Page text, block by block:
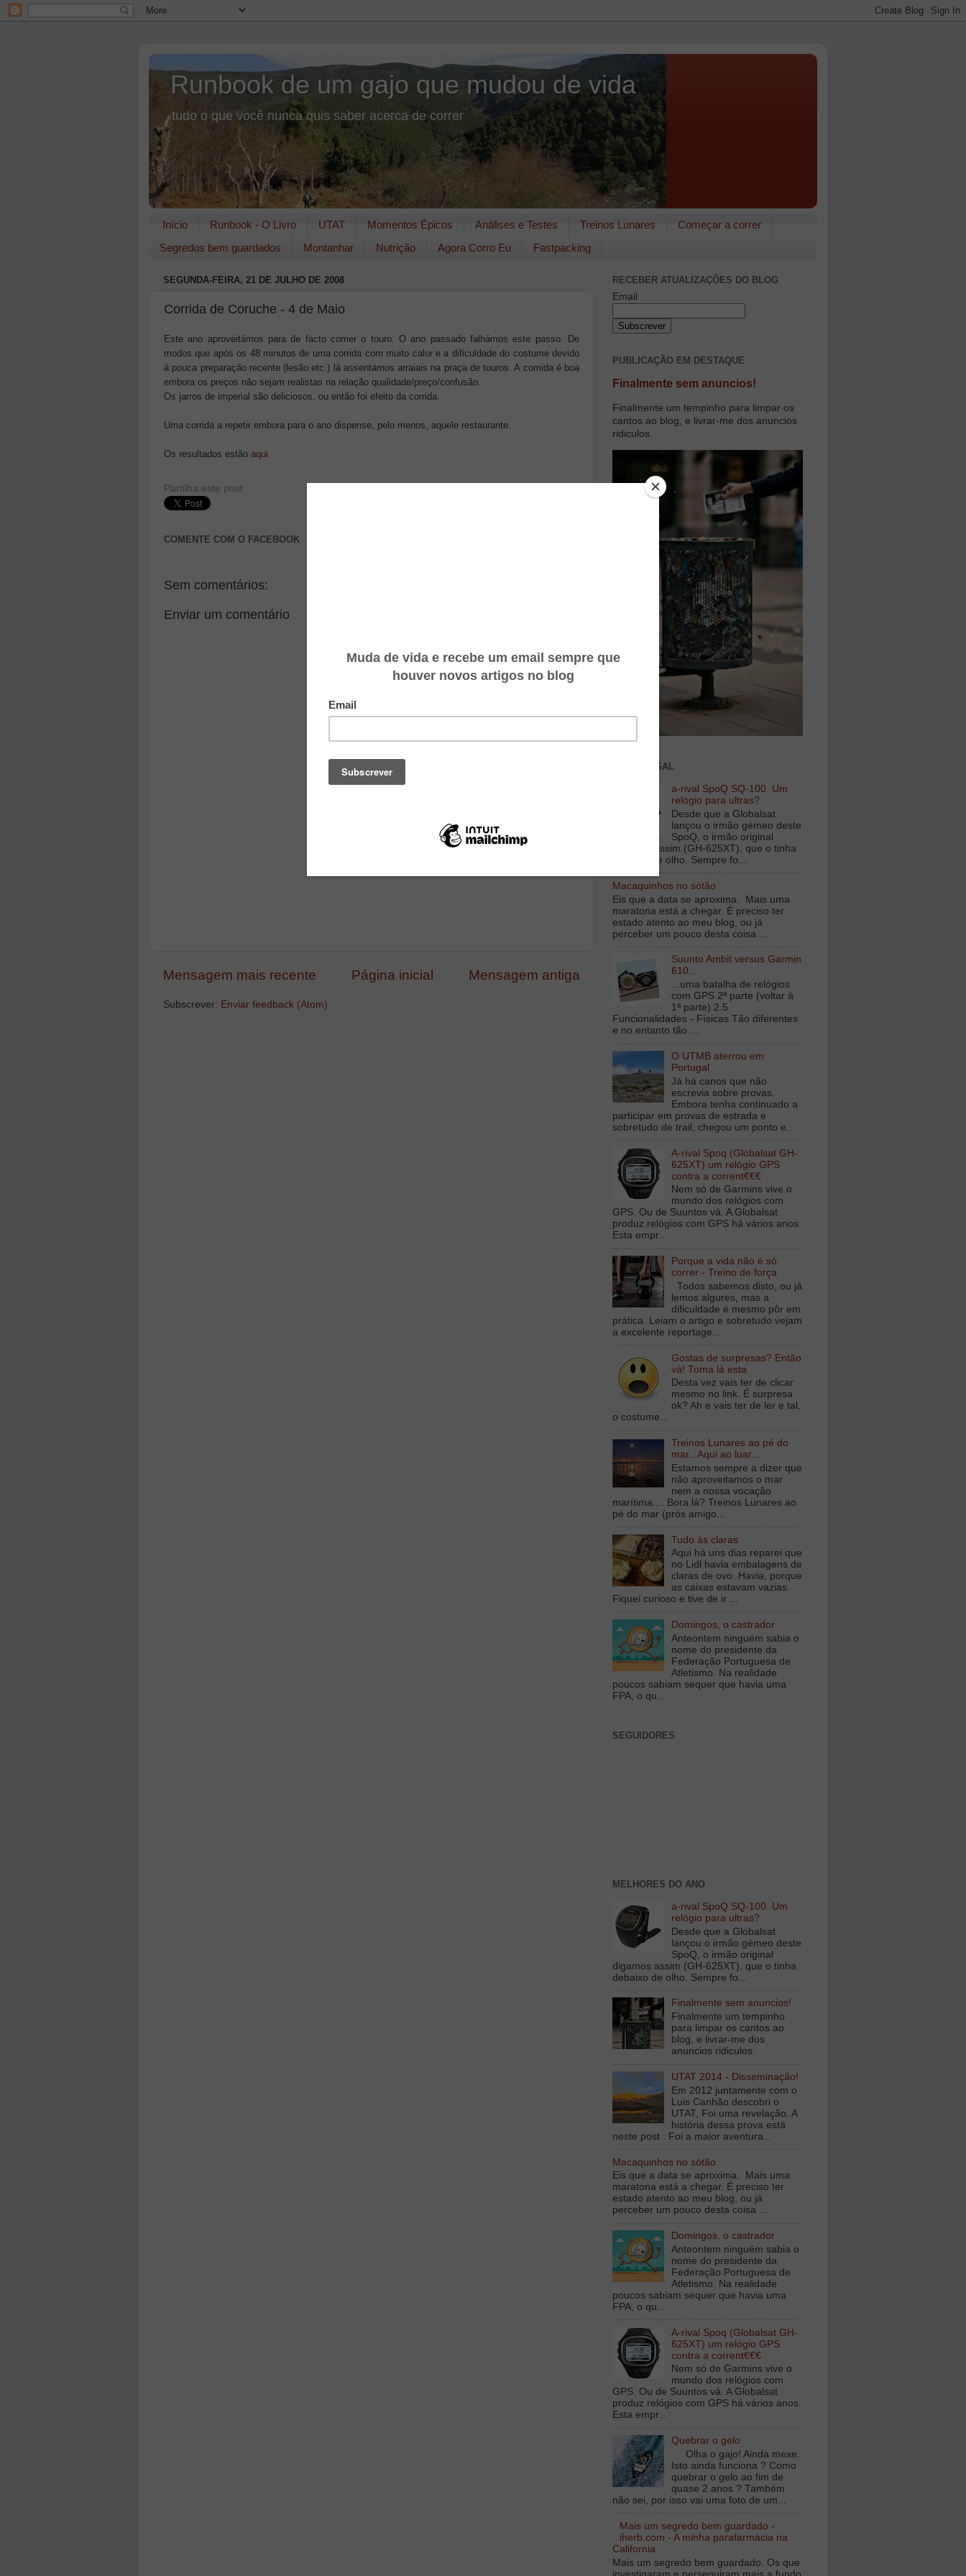
Runbook de um gajo que mudou de vida
tudo o que você nunca quis saber acerca de correr
Início Runbook - O Livro UTAT Momentos Épicos Análises e Testes Treinos Lunares
Começar a correr
Segredos bem guardados
Montanhar Nutrição Agora Corro Eu Fastpacking
SEGUNDA-FEIRA, 21 DE JULHO DE 2008
Corrida de Coruche - 4 de Maio
Este ano aproveitámos para de facto comer o touro. O ano passado falhámos este passo. De
modos que após os 48 minutos de uma corrida com muito calor e a dificuldade do costume devido
à pouca preparação recente (lesão etc.) lá assentámos arraiais na praça de touros. A comida é boa
embora os preços não sejam realistas na relação qualidade/preço/confusão.
Os jarros de imperial são deliciosos, ou então foi efeito da corrida.
Uma corrida a repetir embora para o ano dispense, pelo menos, aquele restaurante.
Os resultados estão aqui
Partilha este post
COMENTE COM O FACEBOOK
Sem comentários:
Enviar um comentário
Mensagem mais recente Mensagem antiga
Página inicial
Subscrever: Enviar feedback (Atom)
RECEBER ATUALIZAÇÕES DO BLOG
Email
PUBLICAÇÃO EM DESTAQUE
Finalmente sem anuncios!
Finalmente um tempinho para limpar os
cantos ao blog, e livrar-me dos anuncios
ridiculos.
TOP MENSAL
a-rival SpoQ SQ-100. Um
relógio para ultras?
Desde que a Globalsat
lançou o irmão gémeo deste
SpoQ, o irmão original
digamos assim (GH-625XT), que o tinha
debaixo de olho. Sempre fo...
Macaquinhos no sótão
Eis que a data se aproxima. Mais uma
maratona está a chegar. É preciso ter
estado atento ao meu blog, ou já
perceber um pouco desta coisa ...
Suunto Ambit versus Garmin
610...
...uma batalha de relógios
com GPS 2ª parte (voltar à
1ª parte) 2.5
Funcionalidades - Físicas Tão diferentes
e no entanto tão ...
O UTMB aterrou em
Portugal
Já há canos que não
escrevia sobre provas.
Embora tenha continuado a
participar em provas de estrada e
sobretudo de trail, chegou um ponto e...
A-rival Spoq (Globalsat GH-
625XT) um relógio GPS
contra a corrent€€€
Nem só de Garmins vive o
mundo dos relógios com
GPS. Ou de Suuntos vá. A Globalsat
produz relógios com GPS há vários anos.
Esta empr...
Porque a vida não é só
correr - Treino de força
Todos sabemos disto, ou já
lemos algures, mas a
dificuldade é mesmo pôr em
prática. Leiam o artigo e sobretudo vejam
a excelente reportage...
Gostas de surpresas? Então
vá! Toma lá esta
Desta vez vais ter de clicar
mesmo no link. É surpresa
ok? Ah e vais ter de ler e tal,
o costume...
Treinos Lunares ao pé do
mar...Aqui ao luar...
Estamos sempre a dizer que
não aproveitamos o mar
nem a nossa vocação
marítima.... Bora lá? Treinos Lunares ao
pé do mar (prós amigo...
Tudo às claras
Aqui há uns dias reparei que
no Lidl havia embalagens de
claras de ovo. Havia, porque
as caixas estavam vazias.
Fiquei curioso e tive de ir ...
Domingos, o castrador
Anteontem ninguém sabia o
nome do presidente da
Federação Portuguesa de
Atletismo. Na realidade
poucos sabiam sequer que havia uma
FPA, o qu...
SEGUIDORES
MELHORES DO ANO
a-rival SpoQ SQ-100. Um
relógio para ultras?
Desde que a Globalsat
lançou o irmão gémeo deste
SpoQ, o irmão original
digamos assim (GH-625XT), que o tinha
debaixo de olho. Sempre fo...
Finalmente sem anuncios!
Finalmente um tempinho
para limpar os cantos ao
blog, e livrar-me dos
anuncios ridiculos.
UTAT 2014 - Disseminação!
Em 2012 juntamente com o
Luis Canhão descobri o
UTAT, Foi uma revelação. A
história dessa prova está
neste post . Foi a maior aventura...
Macaquinhos no sótão
Eis que a data se aproxima. Mais uma
maratona está a chegar. É preciso ter
estado atento ao meu blog, ou já
perceber um pouco desta coisa ...
Domingos, o castrador
Anteontem ninguém sabia o
nome do presidente da
Federação Portuguesa de
Atletismo. Na realidade
poucos sabiam sequer que havia uma
FPA, o qu...
A-rival Spoq (Globalsat GH-
625XT) um relógio GPS
contra a corrent€€€
Nem só de Garmins vive o
mundo dos relógios com
GPS. Ou de Suuntos vá. A Globalsat
produz relógios com GPS há vários anos.
Esta empr...
Quebrar o gelo
Olha o gajo! Ainda mexe.
Isto ainda funciona ? Como
quebrar o gelo ao fim de
quase 2 anos ? Também
não sei, por isso vai uma foto de um...
Mais um segredo bem guardado -
iherb.com - A minha parafarmácia na
California
Mais um segredo bem guardado. Os que